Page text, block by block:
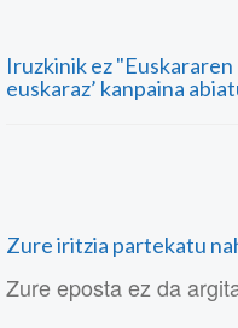
Iruzkinik ez
euskaraz’ kanpaina
Zure iritzia partekatu
Zure eposta ez da